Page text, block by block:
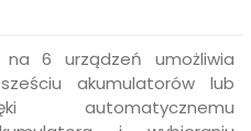
na 6 urządzeń umożliwia
akumulatorów lub
automatycznemu